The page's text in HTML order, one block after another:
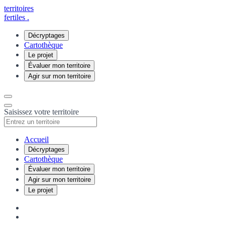
territoires
fertiles .
Décryptages
Cartothèque
Le projet
Évaluer mon territoire
Agir sur mon territoire
Saisissez votre territoire
Accueil
Décryptages
Cartothèque
Évaluer mon territoire
Agir sur mon territoire
Le projet